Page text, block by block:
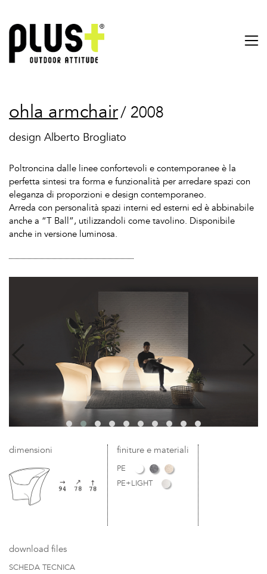
dimensioni finiture e materiali
PE
PE+LIGHT
download files
SCHEDA TECNICA
ohla armchair/ 2008
design Alberto Brogliato
Poltroncina dalle linee confortevoli e contemporanee è la
perfetta sintesi tra forma e funzionalità per arredare spazi con
eleganza di proporzioni e design contemporaneo.
Arreda con personalità spazi interni ed esterni ed è abbinabile
anche a “T Ball”, utilizzandoli come tavolino. Disponibile
anche in versione luminosa.